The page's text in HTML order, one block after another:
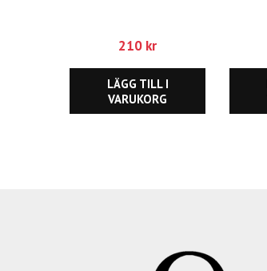
210 kr
LÄGG TILL I
VARUKORG